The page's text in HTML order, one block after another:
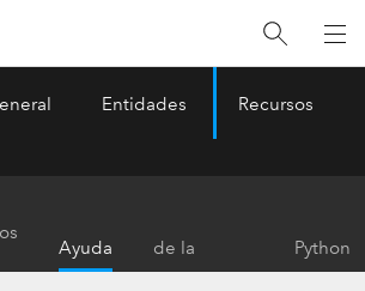
Entidades Recursos
Ayuda
de la
herramienta
Python